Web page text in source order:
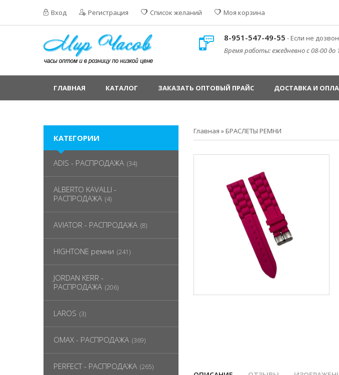
Вход Регистрация Список желаний Моя корзина
8-951-547-49-55 - Если не
Время работы: ежедневно с 08-00 до
ГЛАВНАЯ КАТАЛОГ ЗАКАЗАТЬ ОПТОВЫЙ ПРАЙС ДОСТАВКА И
Главная » БРАСЛЕТЫ РЕМНИ
КАТЕГОРИИ
ADIS - РАСПРОДАЖА (34)
ALBERTO KAVALLI -
РАСПРОДАЖА (4)
AVIATOR - РАСПРОДАЖА (8)
HIGHTONE ремни (241)
JORDAN KERR -
РАСПРОДАЖА (206)
LAROS (3)
OMAX - РАСПРОДАЖА (369)
PERFECT - РАСПРОДАЖА (265)